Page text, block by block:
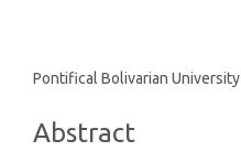
Main
Content
Pontifical Bolivarian University
Abstract